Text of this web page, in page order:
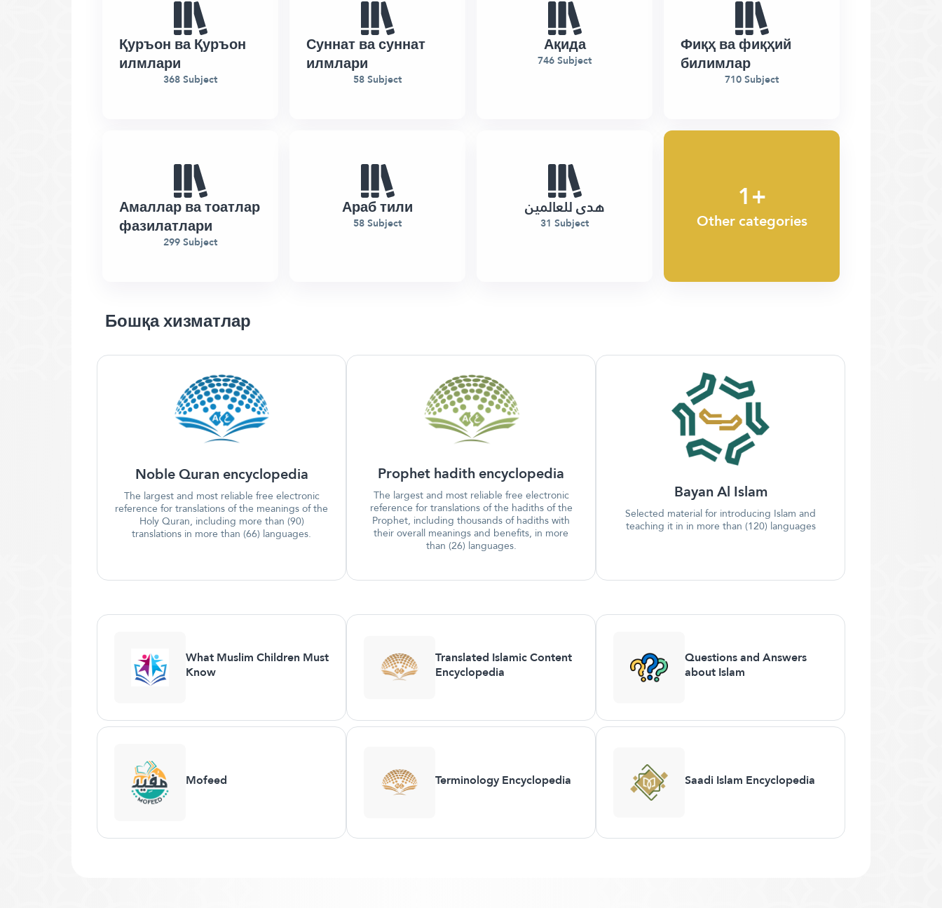
Қуръон ва Қуръон
илмлари
368 Subject
Суннат ва суннат
илмлари
58 Subject
Ақида
746 Subject
Фиқҳ ва фиқҳий
билимлар
710 Subject
Амаллар ва тоатлар
фазилатлари
299 Subject
Араб тили
58 Subject
هدى للعالمين
31 Subject
1+
Other categories
Бошқа хизматлар
Noble Quran encyclopedia
The largest and most reliable free electronic
reference for translations of the meanings of the
Holy Quran, including more than (90)
translations in more than (66) languages.
Prophet hadith encyclopedia
The largest and most reliable free electronic
reference for translations of the hadiths of the
Prophet, including thousands of hadiths with
their overall meanings and benefits, in more
than (26) languages.
Bayan Al Islam
Selected material for introducing Islam and
teaching it in in more than (120) languages
What Muslim Children Must
Know
Translated Islamic Content
Encyclopedia
Questions and Answers
about Islam
Mofeed Terminology Encyclopedia Saadi Islam Encyclopedia